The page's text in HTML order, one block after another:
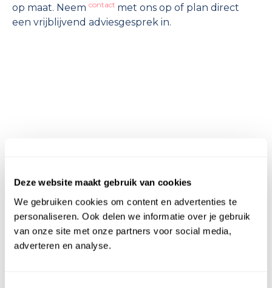
Deze website maakt gebruik van cookies
We gebruiken cookies om content en advertenties te
personaliseren. Ook delen we informatie over je gebruik
van onze site met onze partners voor social media,
adverteren en analyse.
op maat. Neem contact met ons op of plan direct
een vrijblijvend adviesgesprek in.